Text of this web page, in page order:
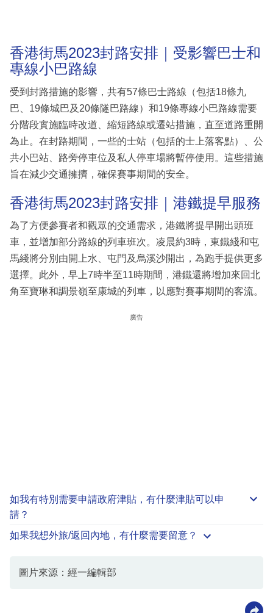
香港街馬2023封路安排｜受影響巴士和
專線小巴路線
受到封路措施的影響，共有57條巴士路線（包括18條九
巴、19條城巴及20條隧巴路線）和19條專線小巴路線需要
分階段實施臨時改道、縮短路線或遷站措施，直至道路重開
為止。在封路期間，一些的士站（包括的士上落客點）、公
共小巴站、路旁停車位及私人停車場將暫停使用。這些措施
旨在減少交通擁擠，確保賽事期間的安全。
香港街馬2023封路安排｜港鐵提早服務
為了方便參賽者和觀眾的交通需求，港鐵將提早開出頭班
車，並增加部分路線的列車班次。凌晨約3時，東鐵綫和屯
馬綫將分別由開上水、屯門及烏溪沙開出，為跑手提供更多
選擇。此外，早上7時半至11時期間，港鐵還將增加來回北
角至寶琳和調景嶺至康城的列車，以應對賽事期間的客流。
廣告
如我有特別需要申請政府津貼 ，有什麼津貼可以申
請？
如果我想外旅/返回內地，有什麼需要留意？
圖片來源：經一編輯部